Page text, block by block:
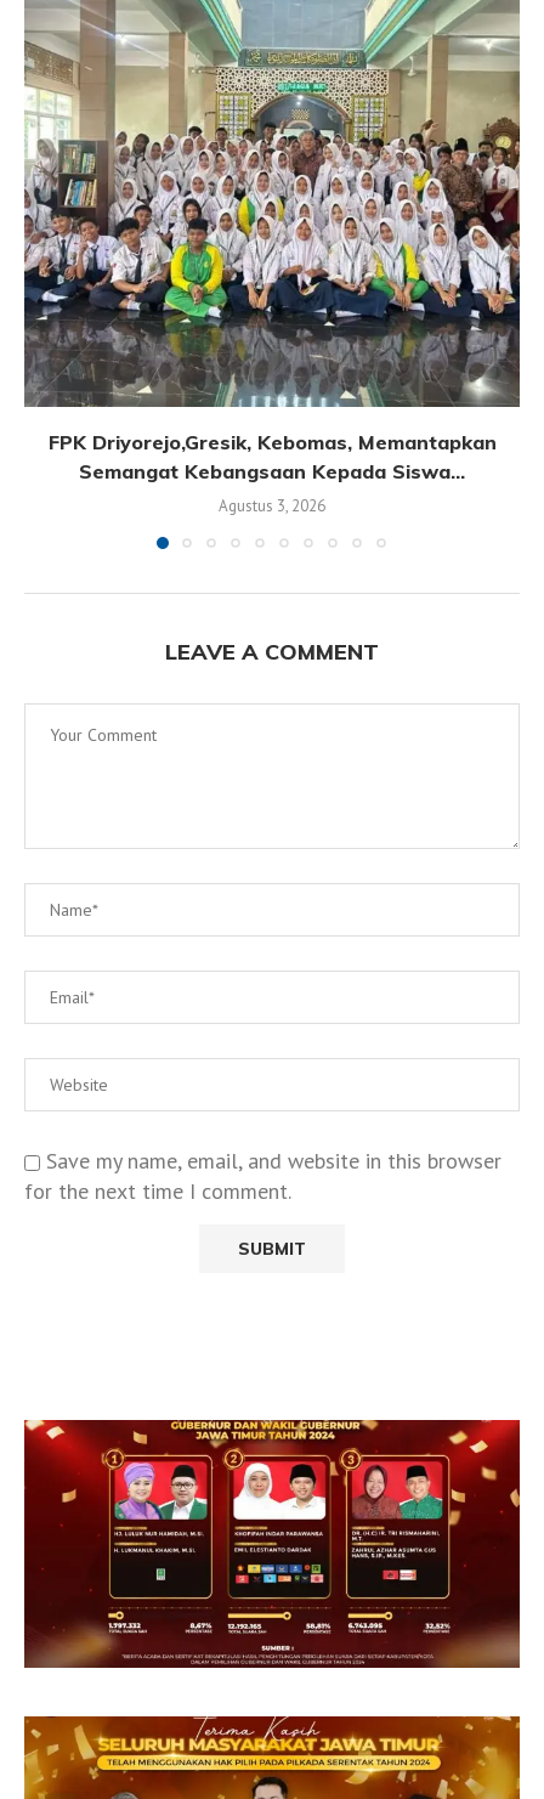
FPK Driyorejo,Gresik, Kebomas, Memantapkan
Semangat Kebangsaan Kepada Siswa...
Agustus 3, 2026
LEAVE A COMMENT
Save my name, email, and website in this browser
for the next time I comment.